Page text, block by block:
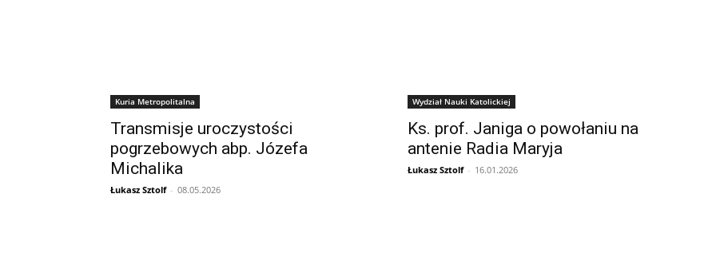
Kuria Metropolitalna
Transmisje uroczystości
pogrzebowych abp. Józefa
Michalika
Łukasz Sztolf - 08.05.2026
Wydział Nauki Katolickiej
Ks. prof. Janiga o powołaniu na
antenie Radia Maryja
Łukasz Sztolf - 16.01.2026